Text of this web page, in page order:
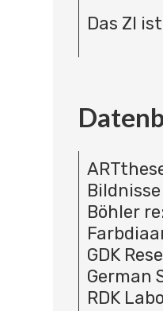
Das ZI
Böhler
GDK
German
RDK